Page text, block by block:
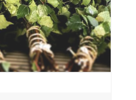
lastenkonsertteihin,
ja ilmakitaransoittoon.